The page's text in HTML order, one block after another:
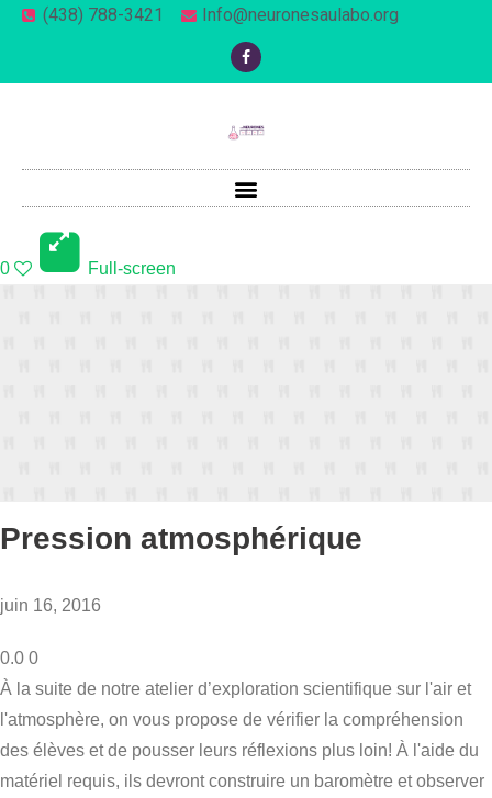
(438) 788-3421 Info@neuronesaulabo.org
0 Full-screen
Pression atmosphérique
juin 16, 2016
0.0 0
À la suite de notre atelier d’exploration scientifique sur l'air et
l'atmosphère, on vous propose de vérifier la compréhension
des élèves et de pousser leurs réflexions plus loin! À l'aide du
matériel requis, ils devront construire un baromètre et observer